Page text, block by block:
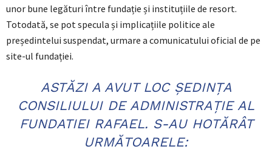
unor bune legături între fundație și instituțiile de resort.
Totodată, se pot specula și implicațiile politice ale
președintelui suspendat, urmare a comunicatului oficial de pe
site-ul fundației.
ASTĂZI A AVUT LOC ȘEDINȚA
CONSILIULUI DE ADMINISTRAȚIE AL
FUNDATIEI RAFAEL. S-AU HOTĂRÂT
URMĂTOARELE: